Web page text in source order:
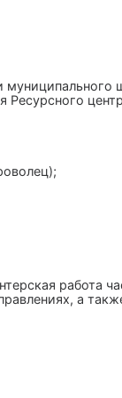
Ресурсного
работа
а